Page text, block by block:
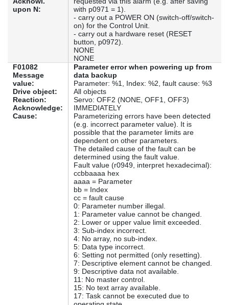
upon N:
with p0971 = 1).
- carry out a POWER ON (switch-off/switch-
on) for the Control Unit.
- carry out a hardware reset (RESET
button, p0972).
NONE
NONE
F01082
Message
value:
Drive object:
Reaction:
Acknowledge:
Cause:
Parameter error when powering up from
data backup
Parameter: %1, Index: %2, fault cause: %3
All objects
Servo: OFF2 (NONE, OFF1, OFF3)
IMMEDIATELY
Parameterizing errors have been detected
(e.g. incorrect parameter value). It is
possible that the parameter limits are
dependent on other parameters.
The detailed cause of the fault can be
determined using the fault value.
Fault value (r0949, interpret hexadecimal):
ccbbaaaa hex
aaaa = Parameter
bb = Index
cc = fault cause
0: Parameter number illegal.
1: Parameter value cannot be changed.
2: Lower or upper value limit exceeded.
3: Sub-index incorrect.
4: No array, no sub-index.
5: Data type incorrect.
6: Setting not permitted (only resetting).
7: Descriptive element cannot be changed.
9: Descriptive data not available.
11: No master control.
15: No text array available.
17: Task cannot be executed due to